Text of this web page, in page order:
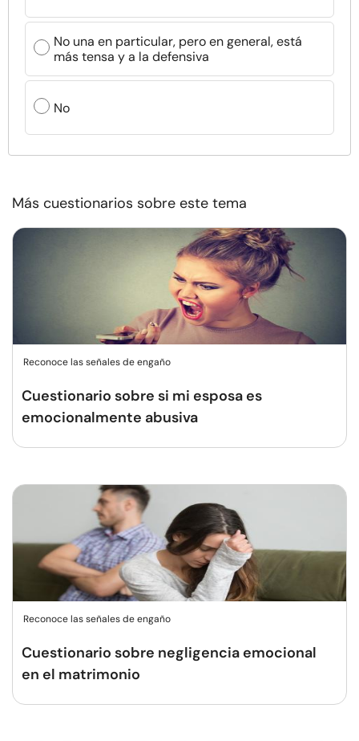
No una en particular, pero en general, está
más tensa y a la defensiva
No
Más cuestionarios sobre este tema
Reconoce las señales de engaño
Cuestionario sobre si mi esposa es
emocionalmente abusiva
Reconoce las señales de engaño
Cuestionario sobre negligencia emocional
en el matrimonio